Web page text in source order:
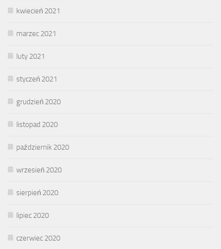
kwiecień 2021
marzec 2021
luty 2021
styczeń 2021
grudzień 2020
listopad 2020
październik 2020
wrzesień 2020
sierpień 2020
lipiec 2020
czerwiec 2020